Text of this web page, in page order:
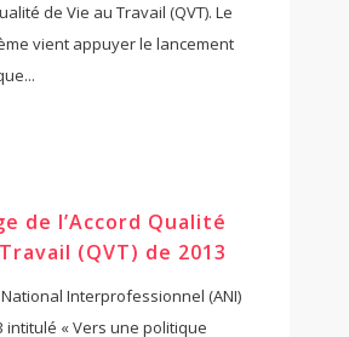
de Vie au Travail (QVT). Le
vient appuyer le lancement
de l’Accord Qualité
(QVT) de 2013
National Interprofessionnel (ANI)
intitulé « Vers une politique